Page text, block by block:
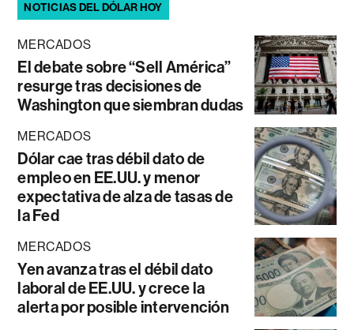
NOTICIAS DEL DÓLAR HOY
MERCADOS
El debate sobre “Sell América”
resurge tras decisiones de
Washington que siembran dudas
MERCADOS
Dólar cae tras débil dato de
empleo en EE.UU. y menor
expectativa de alza de tasas de
la Fed
MERCADOS
Yen avanza tras el débil dato
laboral de EE.UU. y crece la
alerta por posible intervención